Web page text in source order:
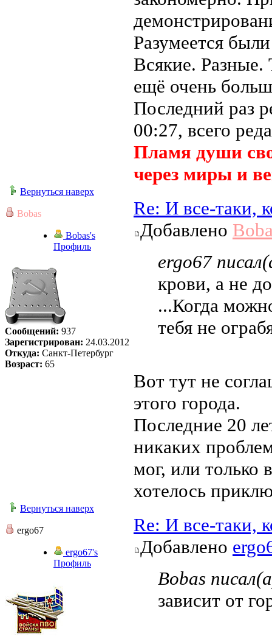
Разумеется
Всякие.
ещё очень
Последний раз
00:27, всего
Пламя души
через миры и
Вернуться наверх
Bobas
Bobas's
Профиль
Сообщений: 937
Зарегистрирован: 24.03.2012
Откуда: Санкт-Петербург
Возраст: 65
Re: И все-таки,
Добавлено
ergo67
крови, а не
...Когда
тебя не
Вот тут не
этого города.
Последние 20
никаких
мог, или только
хотелось
Вернуться наверх
ergo67
ergo67's
Профиль
Re: И все-таки,
Добавлено
Bobas
зависит от